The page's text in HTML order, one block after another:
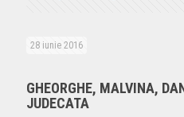
28 iunie 2016
GHEORGHE, MALVINA,
JUDECATA